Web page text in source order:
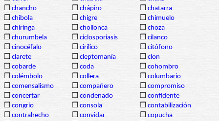
❒ chancho ❒ chápiro ❒ chatarra
❒ chibola ❒ chigre ❒ chimuelo
❒ chiringa ❒ chollonca ❒ choza
❒ churumbela ❒ ciclosporiasis ❒ cilanco
❒ cinocéfalo ❒ cirílico ❒ citófono
❒ clarete ❒ cleptomanía ❒ clon
❒ cobarde ❒ coda ❒ cohombro
❒ colémbolo ❒ collera ❒ columbario
❒ comensalismo ❒ compañero ❒ compromiso
❒ concertar ❒ condenado ❒ confidente
❒ congrio ❒ consola ❒ contabilización
❒ contrahecho ❒ convidar ❒ copucha